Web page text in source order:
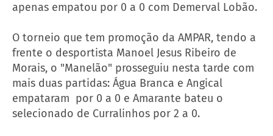
apenas empatou por 0 a 0 com Demerval Lobão.
O torneio que tem promoção da AMPAR, tendo a
frente o desportista Manoel Jesus Ribeiro de
Morais, o "Manelão" prosseguiu nesta tarde com
mais duas partidas: Água Branca e Angical
empataram por 0 a 0 e Amarante bateu o
selecionado de Curralinhos por 2 a 0.